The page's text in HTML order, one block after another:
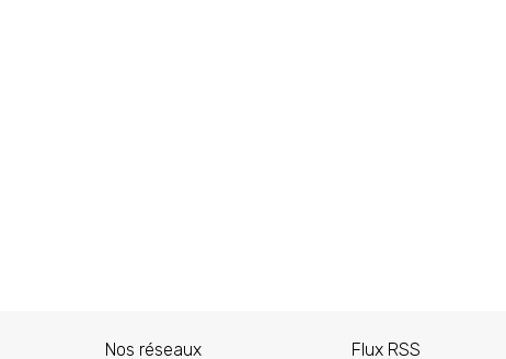
Nos réseaux Flux RSS